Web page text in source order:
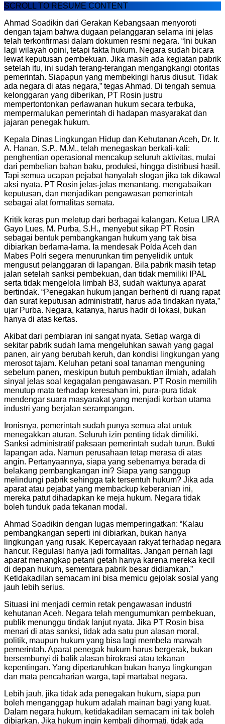
SCROLL TO RESUME CONTENT
Ahmad Soadikin dari Gerakan Kebangsaan menyoroti
dengan tajam bahwa dugaan pelanggaran selama ini jelas
telah terkonfirmasi dalam dokumen resmi negara. “Ini bukan
lagi wilayah opini, tetapi fakta hukum. Negara sudah bicara
lewat keputusan pembekuan. Jika masih ada kegiatan pabrik
setelah itu, ini sudah terang-terangan mengangkangi otoritas
pemerintah. Siapapun yang membekingi harus diusut. Tidak
ada negara di atas negara,” tegas Ahmad. Di tengah semua
kelonggaran yang diberikan, PT Rosin justru
mempertontonkan perlawanan hukum secara terbuka,
mempermalukan pemerintah di hadapan masyarakat dan
jajaran penegak hukum.
Kepala Dinas Lingkungan Hidup dan Kehutanan Aceh, Dr. Ir.
A. Hanan, S.P., M.M., telah menegaskan berkali-kali:
penghentian operasional mencakup seluruh aktivitas, mulai
dari pembelian bahan baku, produksi, hingga distribusi hasil.
Tapi semua ucapan pejabat hanyalah slogan jika tak dikawal
aksi nyata. PT Rosin jelas-jelas menantang, mengabaikan
keputusan, dan menjadikan pengawasan pemerintah
sebagai alat formalitas semata.
Kritik keras pun meletup dari berbagai kalangan. Ketua LIRA
Gayo Lues, M. Purba, S.H., menyebut sikap PT Rosin
sebagai bentuk pembangkangan hukum yang tak bisa
dibiarkan berlama-lama. Ia mendesak Polda Aceh dan
Mabes Polri segera menurunkan tim penyelidik untuk
mengusut pelanggaran di lapangan. Bila pabrik masih tetap
jalan setelah sanksi pembekuan, dan tidak memiliki IPAL
serta tidak mengelola limbah B3, sudah waktunya aparat
bertindak. “Penegakan hukum jangan berhenti di ruang rapat
dan surat keputusan administratif, harus ada tindakan nyata,”
ujar Purba. Negara, katanya, harus hadir di lokasi, bukan
hanya di atas kertas.
Akibat dari pembiaran ini sangat nyata. Setiap warga di
sekitar pabrik sudah lama mengeluhkan sawah yang gagal
panen, air yang berubah keruh, dan kondisi lingkungan yang
merosot tajam. Keluhan petani soal tanaman menguning
sebelum panen, meskipun butuh pembuktian ilmiah, adalah
sinyal jelas soal kegagalan pengawasan. PT Rosin memilih
menutup mata terhadap keresahan ini, pura-pura tidak
mendengar suara masyarakat yang menjadi korban utama
industri yang berjalan serampangan.
Ironisnya, pemerintah sudah punya semua alat untuk
menegakkan aturan. Seluruh izin penting tidak dimiliki.
Sanksi administratif paksaan pemerintah sudah turun. Bukti
lapangan ada. Namun perusahaan tetap merasa di atas
angin. Pertanyaannya, siapa yang sebenarnya berada di
belakang pembangkangan ini? Siapa yang sanggup
melindungi pabrik sehingga tak tersentuh hukum? Jika ada
aparat atau pejabat yang membackup keberanian ini,
mereka patut dihadapkan ke meja hukum. Negara tidak
boleh tunduk pada tekanan modal.
Ahmad Soadikin dengan lugas memperingatkan: “Kalau
pembangkangan seperti ini dibiarkan, bukan hanya
lingkungan yang rusak. Kepercayaan rakyat terhadap negara
hancur. Regulasi hanya jadi formalitas. Jangan pernah lagi
aparat menangkap petani getah hanya karena mereka kecil
di depan hukum, sementara pabrik besar didiamkan.”
Ketidakadilan semacam ini bisa memicu gejolak sosial yang
jauh lebih serius.
Situasi ini menjadi cermin retak pengawasan industri
kehutanan Aceh. Negara telah mengumumkan pembekuan,
publik menunggu tindak lanjut nyata. Jika PT Rosin bisa
menari di atas sanksi, tidak ada satu pun alasan moral,
politik, maupun hukum yang bisa lagi membela marwah
pemerintah. Aparat penegak hukum harus bergerak, bukan
bersembunyi di balik alasan birokrasi atau tekanan
kepentingan. Yang dipertaruhkan bukan hanya lingkungan
dan mata pencaharian warga, tapi martabat negara.
Lebih jauh, jika tidak ada penegakan hukum, siapa pun
boleh menganggap hukum adalah mainan bagi yang kuat.
Dalam negara hukum, ketidakadilan semacam ini tak boleh
dibiarkan. Jika hukum ingin kembali dihormati, tidak ada